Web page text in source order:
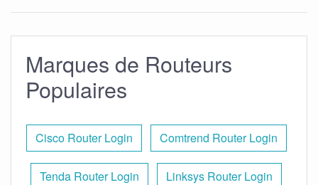
Marques de Routeurs
Populaires
Cisco Router Login Comtrend Router Login
Tenda Router Login Linksys Router Login